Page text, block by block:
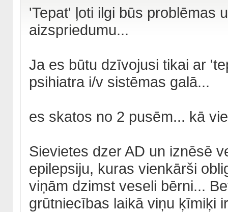
'Tepat' ļoti ilgi būs problēmas
aizspriedumu...
Ja es būtu dzīvojusi tikai ar
psihiatra i/v sistēmas galā...
es skatos no 2 pusēm... kā
Sievietes dzer AD un iznēsē
epilepsiju, kuras vienkārši
viņām dzimst veseli bērni...
grūtniecības laikā viņu ķīmiķi